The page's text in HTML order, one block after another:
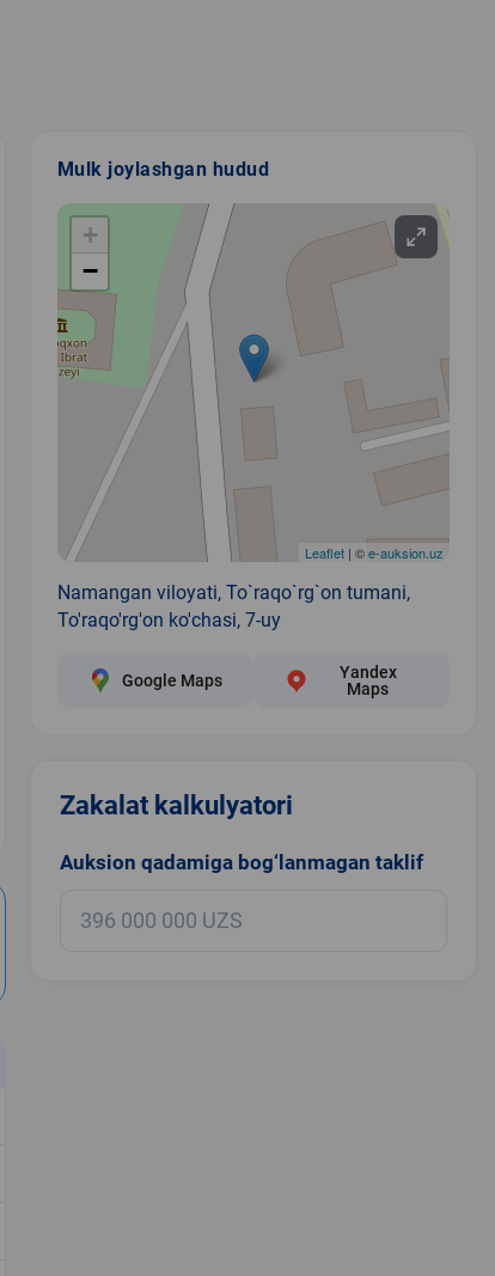
Mulk joylashgan hudud
+
−
Leaflet| ©e-auksion.uz
Namangan viloyati, To`raqo`rg`on tumani,
To'raqo'rg'on ko'chasi, 7-uy
Google Maps
Yandex
Maps
Zakalat kalkulyatori
Auksion qadamiga bog‘lanmagan taklif